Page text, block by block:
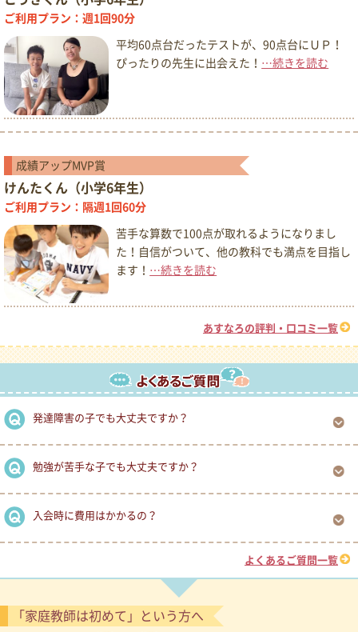
ご利用プラン：週1回90分
平均60点台だったテストが、90点台にＵＰ！
ぴったりの先生に出会えた！ …続きを読む
成績アップMVP賞
けんたくん（小学6年生）
ご利用プラン：隔週1回60分
苦手な算数で100点が取れるようになりまし
た！自信がついて、他の教科でも満点を目指し
ます！ …続きを読む
あすなろの評判・口コミ一覧
発達障害の子でも大丈夫ですか？
勉強が苦手な子でも大丈夫ですか？
入会時に費用はかかるの？
よくあるご質問一覧
「家庭教師は初めて」という方へ